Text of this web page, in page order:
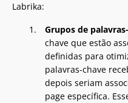
Labrika:
Grupos de
chave que estão
definidas para
palavras-chave
depois seriam
page específica.